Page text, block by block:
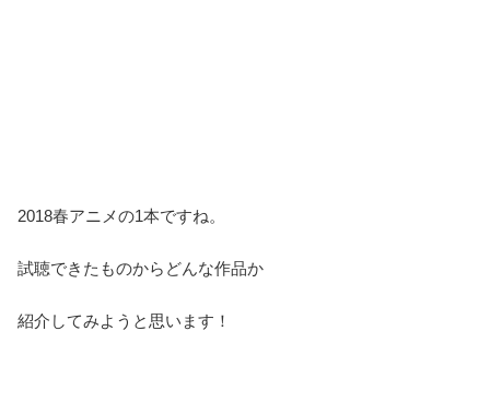
2018春アニメの1本ですね。
試聴できたものからどんな作品か
紹介してみようと思います！